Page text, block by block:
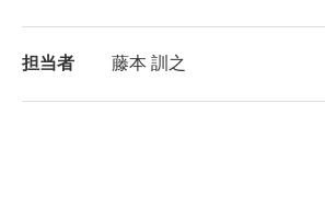
担当者 藤本 訓之